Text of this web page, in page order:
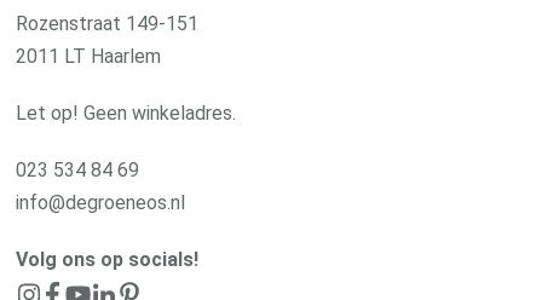
Rozenstraat 149-151
2011 LT Haarlem
Let op! Geen winkeladres.
023 534 84 69
info@degroeneos.nl
Volg ons op socials!